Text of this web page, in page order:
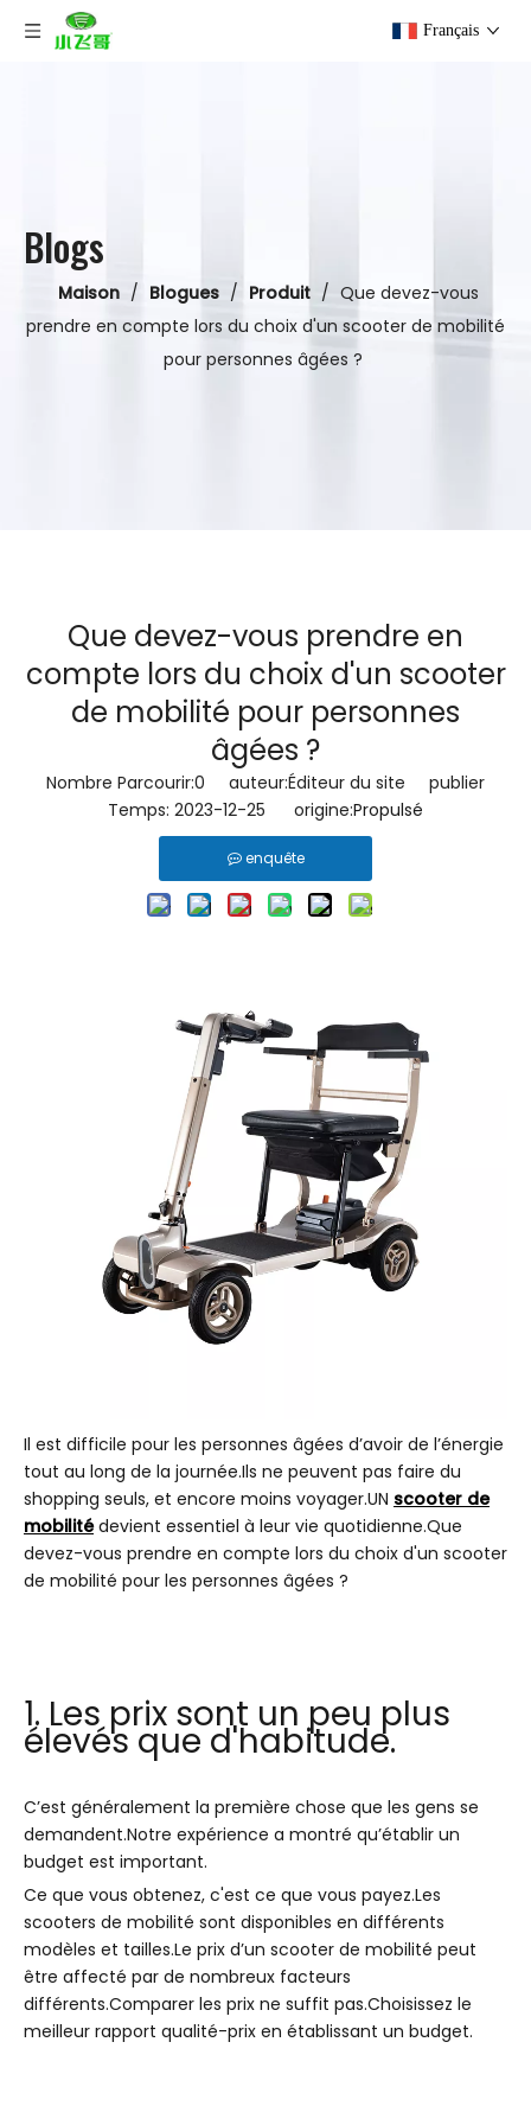
Français
Blogs
Maison / Blogues / Produit / Que devez-vous
prendre en compte lors du choix d'un scooter de mobilité
pour personnes âgées ?
Que devez-vous prendre en
compte lors du choix d'un scooter
de mobilité pour personnes
âgées ?
Nombre Parcourir:0 auteur:Éditeur du site publier
Temps: 2023-12-25 origine:Propulsé
enquête
Il est difficile pour les personnes âgées d’avoir de l’énergie
tout au long de la journée.Ils ne peuvent pas faire du
shopping seuls, et encore moins voyager.UN scooter de
mobilitédevient essentiel à leur vie quotidienne.Que
devez-vous prendre en compte lors du choix d'un scooter
de mobilité pour les personnes âgées ?
1. Les prix sont un peu plus
élevés que d'habitude.
C’est généralement la première chose que les gens se
demandent.Notre expérience a montré qu’établir un
budget est important.
Ce que vous obtenez, c'est ce que vous payez.Les
scooters de mobilité sont disponibles en différents
modèles et tailles.Le prix d’un scooter de mobilité peut
être affecté par de nombreux facteurs
différents.Comparer les prix ne suffit pas.Choisissez le
meilleur rapport qualité-prix en établissant un budget.